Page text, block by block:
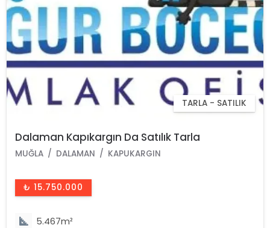
TARLA - SATILIK
Dalaman Kapıkargın Da Satılık Tarla
MUĞLA DALAMAN KAPUKARGIN
₺ 15.750.000
5.467m²